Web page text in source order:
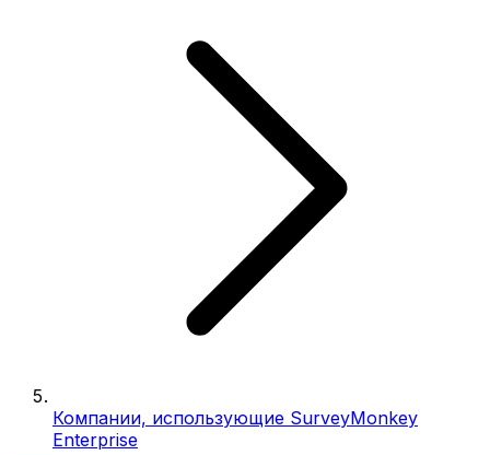
Компании, использующие SurveyMonkey
Enterprise